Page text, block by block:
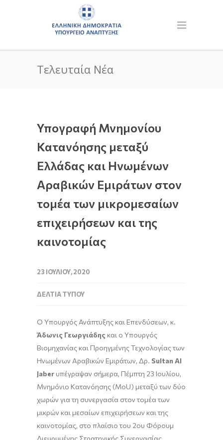
Τελευταία Νέα
Υπογραφή Μνημονίου
Κατανόησης μεταξύ
Ελλάδας και Ηνωμένων
Αραβικών Εμιράτων στον
τομέα των μικρομεσαίων
επιχειρήσεων και της
καινοτομίας
23 ΙΟΥΛΊΟΥ, 2020
ΔΕΛΤΊΑ ΤΎΠΟΥ
Ο Υπουργός Ανάπτυξης και Επενδύσεων, κ.
Άδωνις Γεωργιάδης και ο Υπουργός
Βιομηχανίας και Προηγμένης Τεχνολογίας των
Ηνωμένων Αραβικών Εμιράτων, Δρ. Sultan Al
Jaberυπέγραψαν σήμερα, Πέμπτη 23 Ιουλίου,
Μνημόνιο Κατανόησης (MoU) μεταξύ των δύο
χωρών για τη συνεργασία στον τομέα των
μικρών και μεσαίων επιχειρήσεων και της
καινοτομίας, στο πλαίσιο του 2ου Φόρουμ
Διευρυμένης Στρατηγικής Συνεργασίας